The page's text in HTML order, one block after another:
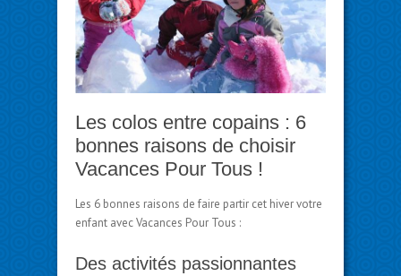
Les colos entre copains : 6
bonnes raisons de choisir
Vacances Pour Tous !
Les 6 bonnes raisons de faire partir cet hiver votre
enfant avec Vacances Pour Tous :
Des activités passionnantes